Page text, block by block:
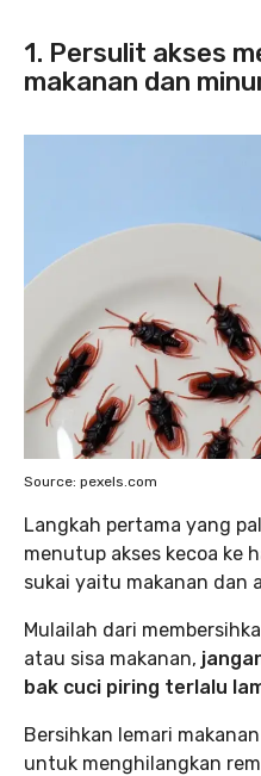
1. Persulit akses
makanan dan
Source: pexels.com
Langkah pertama yang
menutup akses kecoa ke
sukai yaitu makanan dan
Mulailah dari
atau sisa makanan,
bak cuci piring terlalu
Bersihkan lemari
untuk menghilangkan